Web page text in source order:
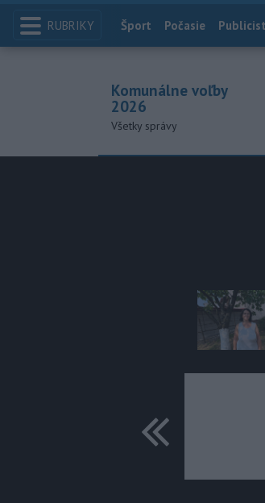
RUBRIKY Index
Šport Počasie
Komunálne voľby
2026
Všetky správy